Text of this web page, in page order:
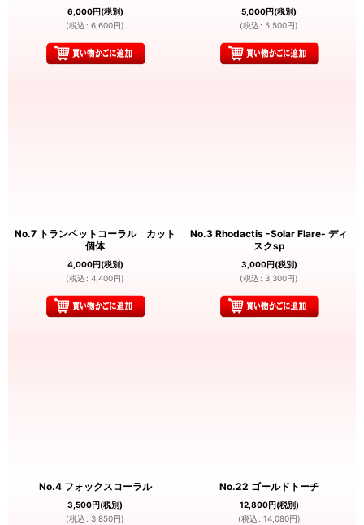
6,000円(税別)
(税込 : 6,600円)
5,000円(税別)
(税込 : 5,500円)
No.7 トランペットコーラル カット
個体
4,000円(税別)
(税込 : 4,400円)
No.3 Rhodactis -Solar Flare- ディ
スクsp
3,000円(税別)
(税込 : 3,300円)
No.4 フォックスコーラル
3,500円(税別)
(税込 : 3,850円)
No.22 ゴールドトーチ
12,800円(税別)
(税込 : 14,080円)